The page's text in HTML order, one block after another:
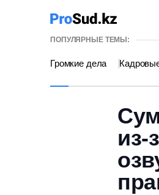
ПОПУЛЯРНЫЕ ТЕМЫ:
Громкие дела
из-